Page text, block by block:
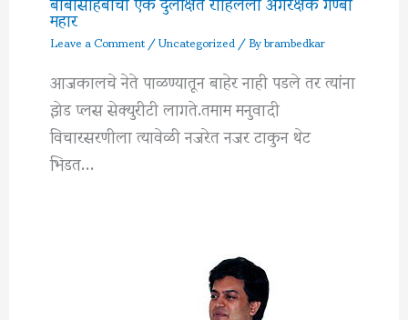
महार
Leave a Comment/Uncategorized/ Bybrambedkar
आजकालचे नेते पाळण्यातून बाहेर नाही पडले तर त्यांना
झेड प्लस सेक्युरीटी लागते.तमाम मनुवादी
विचारसरणीला त्यावेळी नजरेत नजर टाकुन थेट
भिडत…